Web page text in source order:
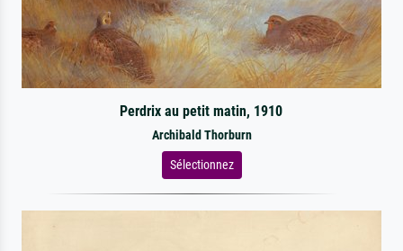
Perdrix au petit matin, 1910
Archibald Thorburn
Sélectionnez